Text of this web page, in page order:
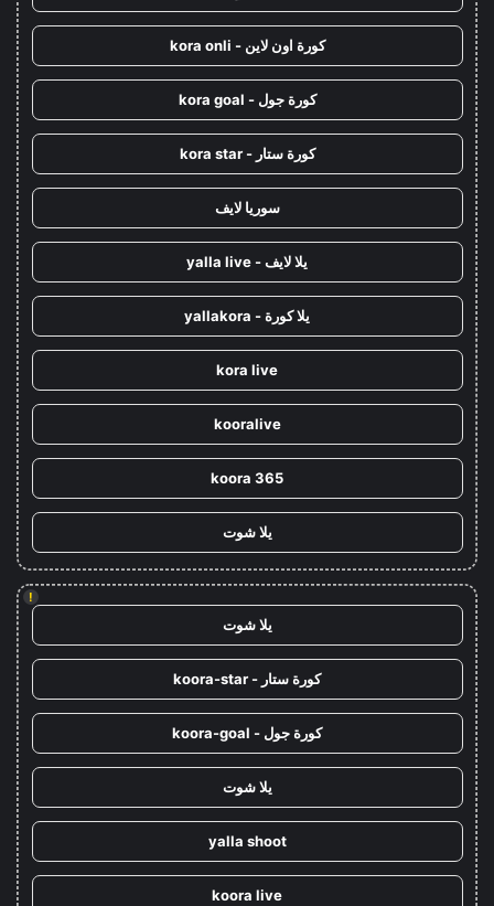
كورة اون لاين - kora onli
كورة جول - kora goal
كورة ستار - kora star
سوريا لايف
يلا لايف - yalla live
يلا كورة - yallakora
kora live
kooralive
koora 365
يلا شوت
!
يلا شوت
كورة ستار - koora-star
كورة جول - koora-goal
يلا شوت
yalla shoot
koora live